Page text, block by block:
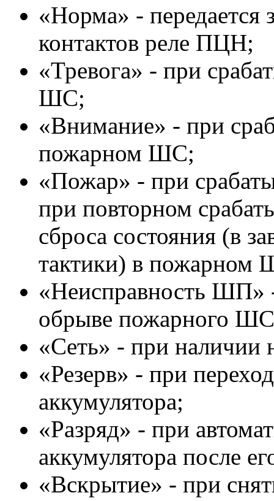
«Норма» - передается
контактов реле ПЦН;
«Тревога» - при
ШС;
«Внимание» - при
пожарном ШС;
«Пожар» - при
при повторном
сброса состояния (в
тактики) в пожарном
«Неисправность ШП»
обрыве пожарного
«Сеть» - при наличии
«Резерв» - при
аккумулятора;
«Разряд» - при
аккумулятора после
«Вскрытие» - при